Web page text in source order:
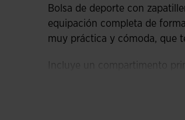
Bolsa de deporte con
equipación completa de
muy práctica y cómoda, que
Incluye un compartimento
inferior también se cierra
impermeable. Igualmente,